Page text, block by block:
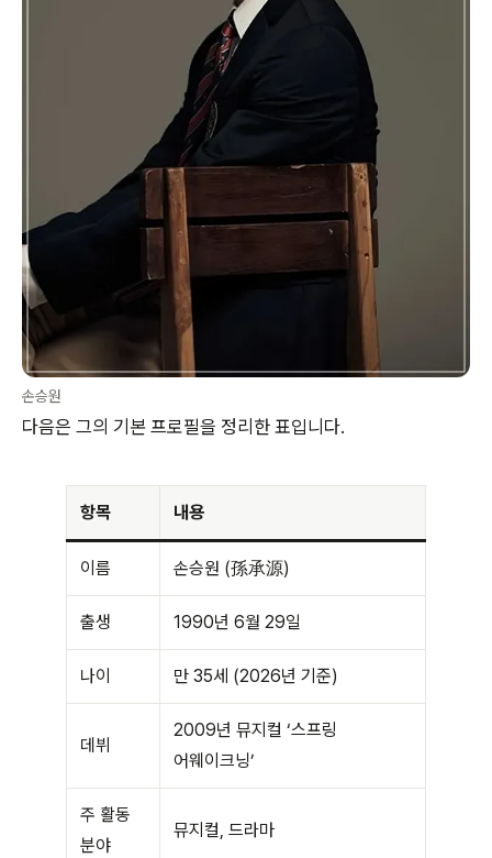
손승원
다음은 그의 기본 프로필을 정리한 표입니다.
항목 내용
이름 손승원 (孫承源)
출생 1990년 6월 29일
나이 만 35세 (2026년 기준)
데뷔
2009년 뮤지컬 ‘스프링
어웨이크닝’
주 활동
분야
뮤지컬, 드라마